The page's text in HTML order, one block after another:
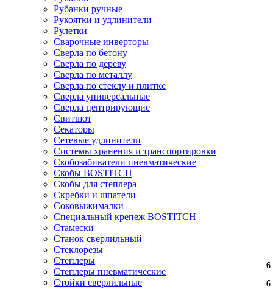
Рубанки ручные
Рукоятки и удлинители
Рулетки
Сварочные инверторы
Сверла по бетону
Сверла по дереву
Сверла по металлу
Сверла по стеклу и плитке
Сверла универсальные
Сверла центрирующие
Свитшот
Секаторы
Сетевые удлинители
Системы хранения и транспортировки
Скобозабиватели пневматические
Скобы BOSTITCH
Скобы для степлера
Скребки и шпатели
Соковыжималки
Специальный крепеж BOSTITCH
Стамески
Станок сверлильный
Стеклорезы
Степлеры
Степлеры пневматические
Стойки сверлильные
6
6
6
6
6
6
6
6
6
6